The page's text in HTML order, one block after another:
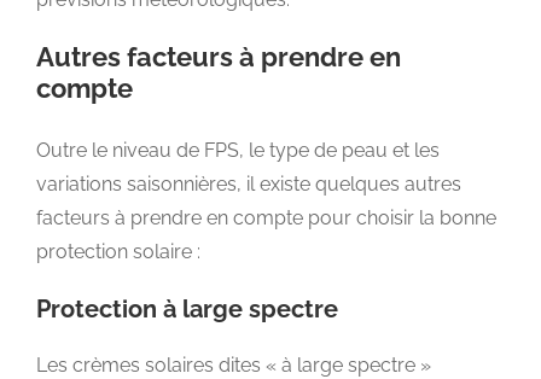
Autres facteurs à prendre en
compte
Outre le niveau de FPS, le type de peau et les
variations saisonnières, il existe quelques autres
facteurs à prendre en compte pour choisir la bonne
protection solaire :
Protection à large spectre
Les crèmes solaires dites « à large spectre »